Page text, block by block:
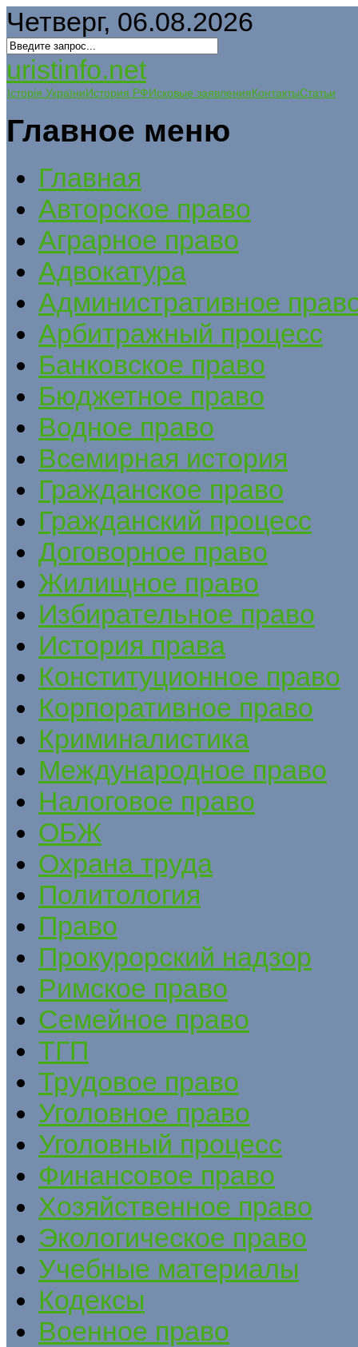
Четверг, 06.08.2026
uristinfo.net
Історія УкраїниИстория РФИсковые заявленияКонтактыСтатьи
Главное меню
Главная
Авторское право
Аграрное право
Адвокатура
Административное
Арбитражный процесс
Банковское право
Бюджетное право
Водное право
Всемирная история
Гражданское право
Гражданский процесс
Договорное право
Жилищное право
Избирательное право
История права
Конституционное право
Корпоративное право
Криминалистика
Международное право
Налоговое право
ОБЖ
Охрана труда
Политология
Право
Прокурорский надзор
Римское право
Семейное право
ТГП
Трудовое право
Уголовное право
Уголовный процесс
Финансовое право
Хозяйственное право
Экологическое право
Учебные материалы
Кодексы
Военное право